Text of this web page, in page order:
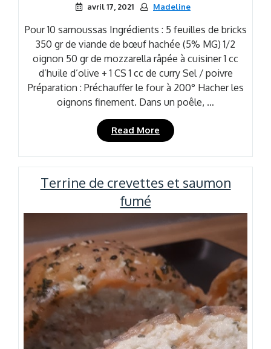
avril 17, 2021 Madeline
Pour 10 samoussas Ingrédients : 5 feuilles de bricks
350 gr de viande de bœuf hachée (5% MG) 1/2
oignon 50 gr de mozzarella râpée à cuisiner 1 cc
d’huile d’olive + 1 CS 1 cc de curry Sel / poivre
Préparation : Préchauffer le four à 200° Hacher les
oignons finement. Dans un poêle, …
Read More « Samoussas
au
boeuf
et
curry »
Terrine de crevettes et saumon
fumé